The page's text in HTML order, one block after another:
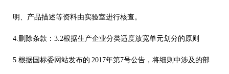
明、产品描述等资料由实验室进行核查。
4.删除条款： 3.2根据生产企业分类适度放宽单元划分的原则
5.根据国标委网站发布的 2017年第7号公告，将细则中涉及的部